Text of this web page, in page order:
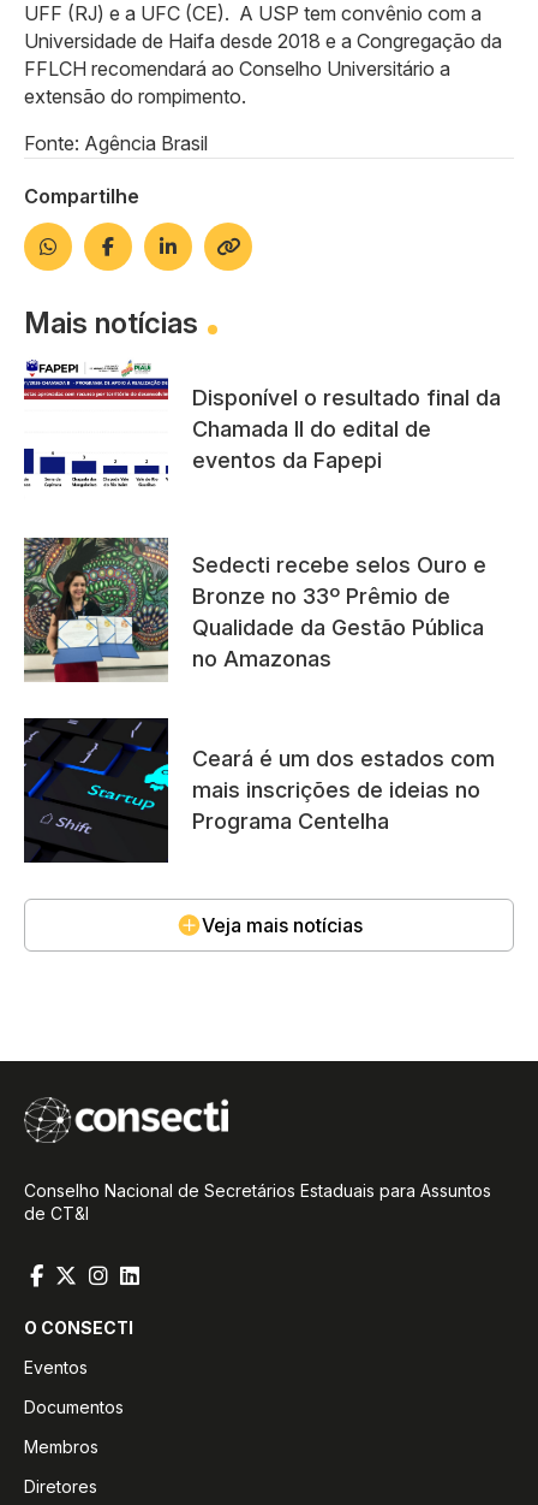
UFF (RJ) e a UFC (CE). A USP tem convênio com a
Universidade de Haifa desde 2018 e a Congregação da
FFLCH recomendará ao Conselho Universitário a
extensão do rompimento.
Fonte: Agência Brasil
Compartilhe
Mais notícias
Disponível o resultado final da
Chamada II do edital de
eventos da Fapepi
Sedecti recebe selos Ouro e
Bronze no 33º Prêmio de
Qualidade da Gestão Pública
no Amazonas
Ceará é um dos estados com
mais inscrições de ideias no
Programa Centelha
Veja mais notícias
Conselho Nacional de Secretários Estaduais para Assuntos
de CT&I
O CONSECTI
Eventos
Documentos
Membros
Diretores